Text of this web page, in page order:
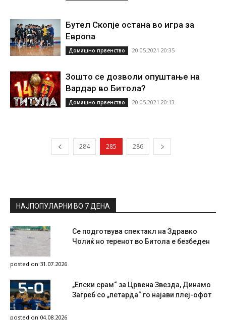
Бутел Скопје остана во игра за
Европа
Домашно првенство 20.05.2021 20:35
Зошто се дозволи опуштање на
Вардар во Битола?
Домашно првенство 20.05.2021 20:13
284 285 286
НАЈПОПУЛАРНИ ВО 7 ДЕНА
Се подготвува спектакл на Здравко
Чолиќ но теренот во Битола е безбеден
posted on 31.07.2026
„Епски срам“ за Црвена Звезда, Динамо
Загреб со „петарда“ го најави плеј-офот
posted on 04.08.2026